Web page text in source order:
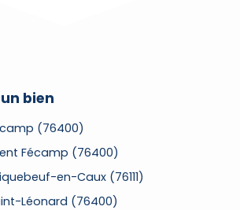
bien
(76400)
Fécamp (76400)
en-Caux (76111)
Léonard (76400)